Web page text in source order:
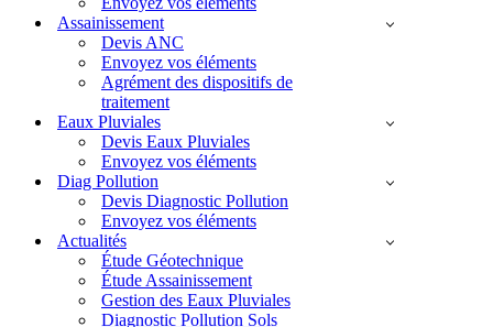
Assainissement
Devis ANC
Envoyez vos éléments
Agrément des dispositifs de
traitement
Eaux Pluviales
Devis Eaux Pluviales
Envoyez vos éléments
Diag Pollution
Devis Diagnostic Pollution
Envoyez vos éléments
Actualités
Étude Géotechnique
Étude Assainissement
Gestion des Eaux Pluviales
Diagnostic Pollution Sols